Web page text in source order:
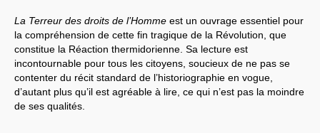
La Terreur des droits de l’Homme est un ouvrage essentiel pour
la compréhension de cette fin tragique de la Révolution, que
constitue la Réaction thermidorienne. Sa lecture est
incontournable pour tous les citoyens, soucieux de ne pas se
contenter du récit standard de l’historiographie en vogue,
d’autant plus qu’il est agréable à lire, ce qui n’est pas la moindre
de ses qualités.